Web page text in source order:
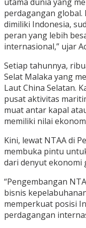
perdagangan
dimiliki Indonesia,
peran yang lebih
internasional,” ujar
Setiap tahunnya,
Selat Malaka yang
Laut China Selatan.
pusat aktivitas
muat antar kapal
memiliki nilai
Kini, lewat NTAA di
membuka pintu
dari denyut ekonomi
“Pengembangan
bisnis
memperkuat posisi
perdagangan